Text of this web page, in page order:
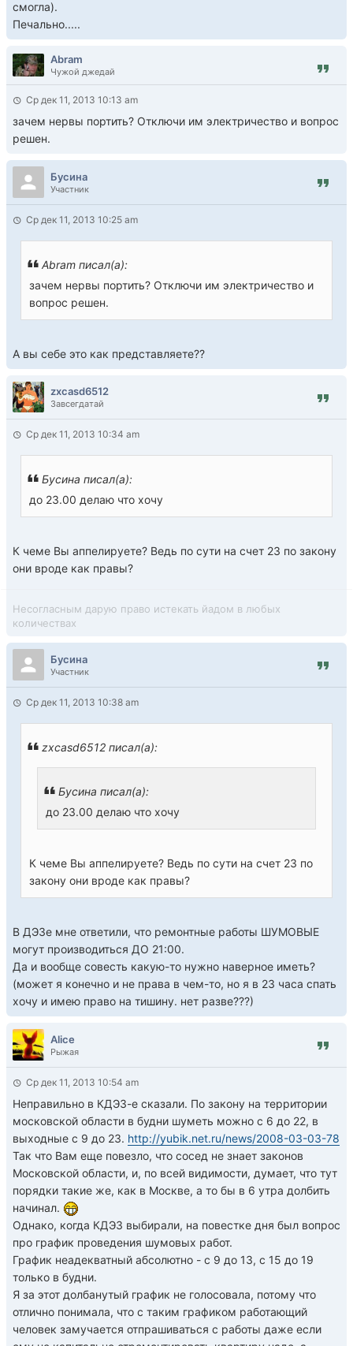
смогла).
Печально.....
Abram
Чужой джедай
Ср дек 11, 2013 10:13 am
зачем нервы портить? Отключи им электричество и вопрос
решен.
Бусина
Участник
Ср дек 11, 2013 10:25 am
Abram писал(а):
зачем нервы портить? Отключи им электричество и
вопрос решен.
А вы себе это как представляете??
zxcasd6512
Завсегдатай
Ср дек 11, 2013 10:34 am
Бусина писал(а):
до 23.00 делаю что хочу
К чемe Вы аппелируете? Ведь по сути на счет 23 по закону
они вроде как правы?
Несогласным дарую право истекать йадом в любых
количествах
Бусина
Участник
Ср дек 11, 2013 10:38 am
zxcasd6512 писал(а):
Бусина писал(а):
до 23.00 делаю что хочу
К чемe Вы аппелируете? Ведь по сути на счет 23 по
закону они вроде как правы?
В ДЭЗе мне ответили, что ремонтные работы ШУМОВЫЕ
могут производиться ДО 21:00.
Да и вообще совесть какую-то нужно наверное иметь?
(может я конечно и не права в чем-то, но я в 23 часа спать
хочу и имею право на тишину. нет разве???)
Alice
Рыжая
Ср дек 11, 2013 10:54 am
Неправильно в КДЭЗ-е сказали. По закону на территории
московской области в будни шуметь можно с 6 до 22, в
выходные с 9 до 23. http://yubik.net.ru/news/2008-03-03-78
Так что Вам еще повезло, что сосед не знает законов
Московской области, и, по всей видимости, думает, что тут
порядки такие же, как в Москве, а то бы в 6 утра долбить
начинал.
Однако, когда КДЭЗ выбирали, на повестке дня был вопрос
про график проведения шумовых работ.
График неадекватный абсолютно - с 9 до 13, с 15 до 19
только в будни.
Я за этот долбанутый график не голосовала, потому что
отлично понимала, что с таким графиком работающий
человек замучается отпрашиваться с работы даже если